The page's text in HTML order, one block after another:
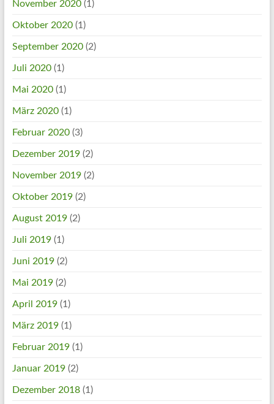
November 2020(1)
Oktober 2020(1)
September 2020(2)
Juli 2020(1)
Mai 2020(1)
März 2020(1)
Februar 2020(3)
Dezember 2019(2)
November 2019(2)
Oktober 2019(2)
August 2019(2)
Juli 2019(1)
Juni 2019(2)
Mai 2019(2)
April 2019(1)
März 2019(1)
Februar 2019(1)
Januar 2019(2)
Dezember 2018(1)